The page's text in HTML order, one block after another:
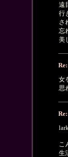
遠
行
さ
忘
美
女
思
こ
生